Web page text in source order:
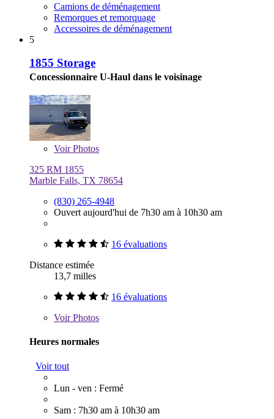
Camions de déménagement
Remorques et remorquage
Accessoires de déménagement
5
1855 Storage
Concessionnaire U-Haul dans le voisinage
VoirPhotos
325 RM 1855
Marble Falls, TX 78654
(830) 265-4948
Ouvert aujourd'hui de 7h30 am à 10h30 am
16 évaluations
Distance estimée
13,7 milles
16 évaluations
VoirPhotos
Heures normales
Voir tout
Lun - ven : Fermé
Sam : 7h30 am à 10h30 am